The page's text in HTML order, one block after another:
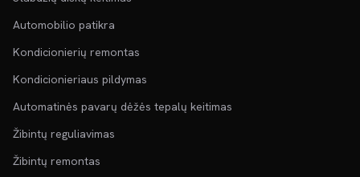
Automobilio patikra
Kondicionierių remontas
Kondicionieriaus pildymas
Automatinės pavarų dėžės tepalų keitimas
Žibintų reguliavimas
Žibintų remontas